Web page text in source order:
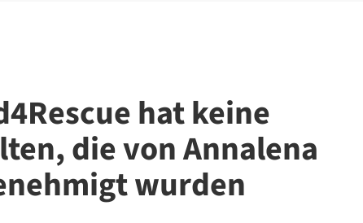
hat keine
die von Annalena
wurden